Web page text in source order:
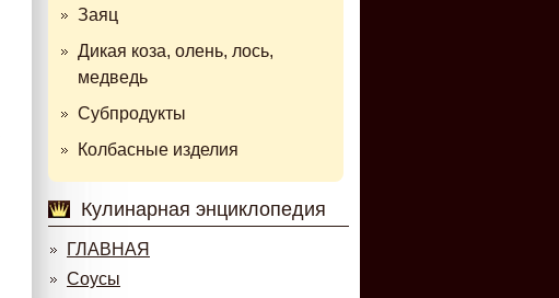
Заяц
Дикая коза, олень, лось,
медведь
Субпродукты
Колбасные изделия
Кулинарная энциклопедия
ГЛАВНАЯ
Соусы